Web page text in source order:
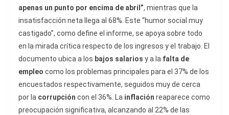
apenas un punto por encima de abril”, mientras que la
insatisfacción neta llega al 68%. Este “humor social muy
castigado”, como define el informe, se apoya sobre todo
en la mirada crítica respecto de los ingresos y el trabajo. El
documento ubica a los bajos salarios y a la falta de
empleo como los problemas principales para el 37% de los
encuestados respectivamente, seguidos muy de cerca
por la corrupción con el 36%. La inflación reaparece como
preocupación significativa, alcanzando al 22% de las